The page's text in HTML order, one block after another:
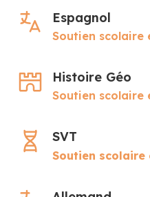
Espagnol
Soutien scolaire
Histoire Géo
Soutien scolaire
SVT
Soutien scolaire